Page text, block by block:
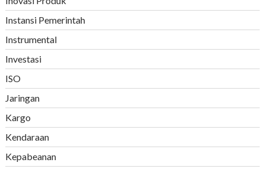
Instansi Pemerintah
Instrumental
Investasi
ISO
Jaringan
Kargo
Kendaraan
Kepabeanan